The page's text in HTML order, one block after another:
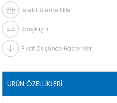
İstek Listeme Ekle
Karşılaştır
Fiyat Düşünce Haber Ver
ÜRÜN ÖZELLIKLERI